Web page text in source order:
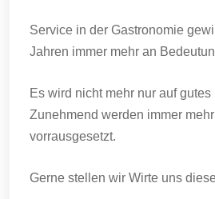
Service in der Gastronomie
Jahren immer mehr an
Es wird nicht mehr nur auf
Zunehmend werden immer
vorrausgesetzt.
Gerne stellen wir Wirte uns